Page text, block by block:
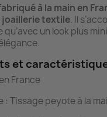
à la main en
joaillerie textile. Il
qu’avec un look plus
et
France
: Tissage peyote à la